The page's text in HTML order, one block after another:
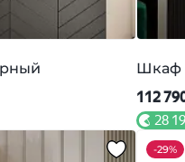
Шкаф
112
28
-29%